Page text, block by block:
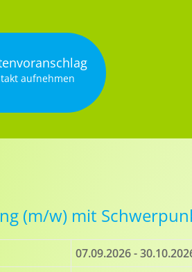
aufnehmen
(m/w) mit
07.09.2026 -